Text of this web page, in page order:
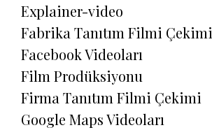
Explainer-video
Fabrika Tanıtım Filmi Çekimi
Facebook Videoları
Film Prodüksiyonu
Firma Tanıtım Filmi Çekimi
Google Maps Videoları